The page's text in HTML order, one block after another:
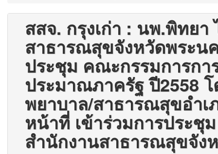
สสจ. กรุงเก่า : นพ.พิทย
สาธารณสุขจังหวัดพระน
ประชุม คณะกรรมการกา
ประมาณภาครัฐ ปี2558
พยาบาล/สาธารณสุขอำเ
หน้าที่ เข้าร่วมการประ
สำนักงานสาธารณสุขจัง